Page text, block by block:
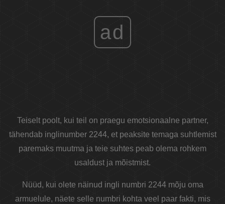
ad
Teiselt poolt, kui teil on praegu emotsionaalne partner,
tähendab inglinumber 2244, et peaksite temaga suhtlemist
paremaks muutma ja teie suhtes peab olema rohkem
usaldust ja mõistmist.
Nüüd, kui olete näinud ingli numbri 2244 mõju oma
armuelule, näete selle numbri kohta veel paar fakti, mis